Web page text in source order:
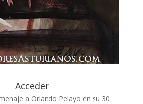
Acceder
a Orlando Pelayo en su 30